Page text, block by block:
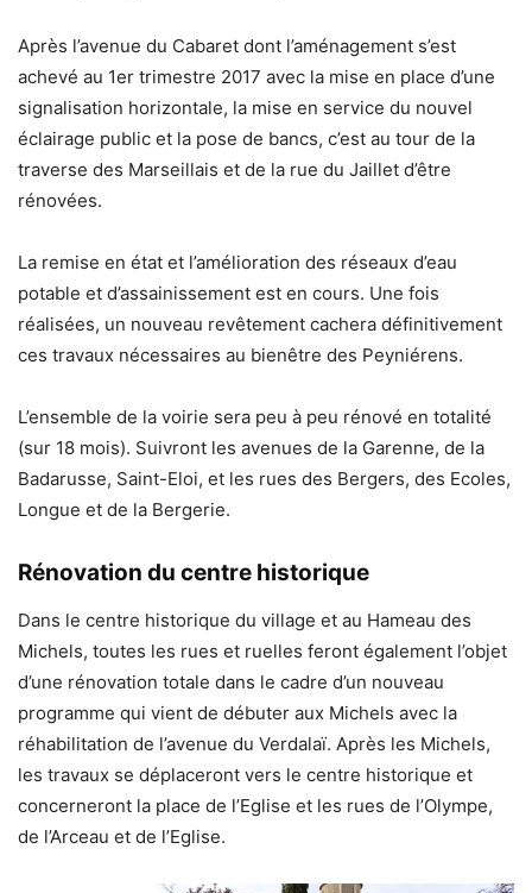
Après l’avenue du Cabaret dont l’aménagement s’est
achevé au 1er trimestre 2017 avec la mise en place d’une
signalisation horizontale, la mise en service du nouvel
éclairage public et la pose de bancs, c’est au tour de la
traverse des Marseillais et de la rue du Jaillet d’être
rénovées.
La remise en état et l’amélioration des réseaux d’eau
potable et d’assainissement est en cours. Une fois
réalisées, un nouveau revêtement cachera définitivement
ces travaux nécessaires au bienêtre des Peyniérens.
L’ensemble de la voirie sera peu à peu rénové en totalité
(sur 18 mois). Suivront les avenues de la Garenne, de la
Badarusse, Saint-Eloi, et les rues des Bergers, des Ecoles,
Longue et de la Bergerie.
Rénovation du centre historique
Dans le centre historique du village et au Hameau des
Michels, toutes les rues et ruelles feront également l’objet
d’une rénovation totale dans le cadre d’un nouveau
programme qui vient de débuter aux Michels avec la
réhabilitation de l’avenue du Verdalaï. Après les Michels,
les travaux se déplaceront vers le centre historique et
concerneront la place de l’Eglise et les rues de l’Olympe,
de l’Arceau et de l’Eglise.